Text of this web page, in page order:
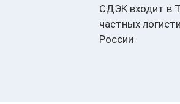
СДЭК входит в
частных
России